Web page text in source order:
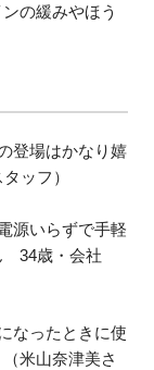
の緩みやほう
登場はかなり嬉
ッフ）
源いらずで手軽
34歳・会社
なったときに使
米山奈津美さ